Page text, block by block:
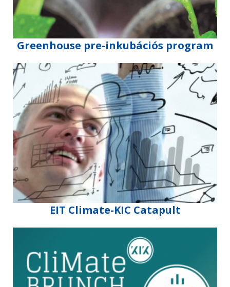
Greenhouse pre-inkubációs program
EIT Climate-KIC Catapult